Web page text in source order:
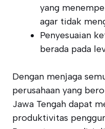
yang
agar tidak
Penyesuaian
berada pada
Dengan menjaga
perusahaan yang
Jawa Tengah dapat
produktivitas